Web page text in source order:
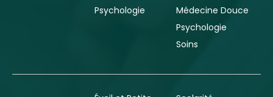
Psychologie
Médecine Douce
Psychologie
Soins